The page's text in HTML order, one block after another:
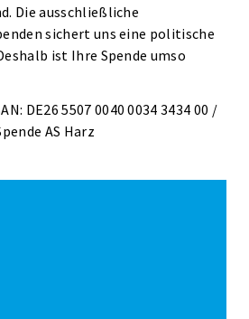
Die ausschließliche
sichert uns eine politische
ist Ihre Spende umso
DE26 5507 0040 0034 3434 00 /
AS Harz